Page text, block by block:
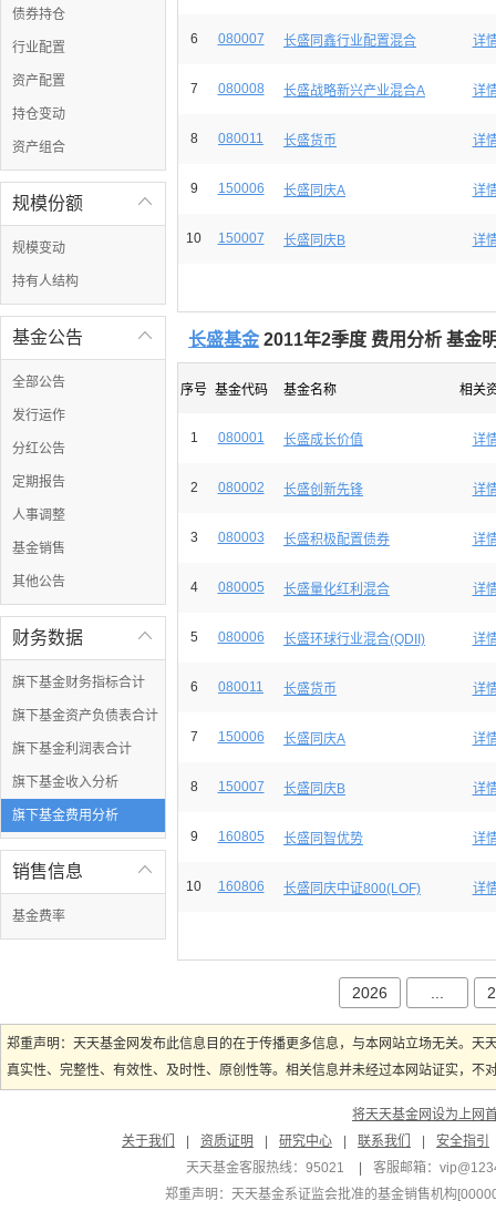
债券持仓
行业配置
资产配置
持仓变动
资产组合

规模份额
规模变动
持有人结构

基金公告
全部公告
发行运作
分红公告
定期报告
人事调整
基金销售
其他公告

财务数据
旗下基金财务指标合计
旗下基金资产负债表合计
旗下基金利润表合计
旗下基金收入分析
旗下基金费用分析

销售信息
基金费率
6 080007 长盛同鑫行业配置混合 详
7 080008 长盛战略新兴产业混合A 详
8 080011 长盛货币 详
9 150006 长盛同庆A 详
10 150007 长盛同庆B 详
长盛基金 2011年2季度 费用分析 基金
序号 基金代码 基金名称 相关
1 080001 长盛成长价值 详
2 080002 长盛创新先锋 详
3 080003 长盛积极配置债券 详
4 080005 长盛量化红利混合 详
5 080006 长盛环球行业混合(QDII) 详
6 080011 长盛货币 详
7 150006 长盛同庆A 详
8 150007 长盛同庆B 详
9 160805 长盛同智优势 详
10 160806 长盛同庆中证800(LOF) 详
2026
郑重声明：天天基金网发布此信息目的在于传播更多信息，与本网站立场无关。
真实性、完整性、有效性、及时性、原创性等。相关信息并未经过本网站证实，
将天天基金网设为上网
关于我们
资质证明 研究中心 联系我们
安全指引
天天基金客服热线：95021
客服邮箱：
郑重声明： 天天基金系证监会批准的基金销售机构